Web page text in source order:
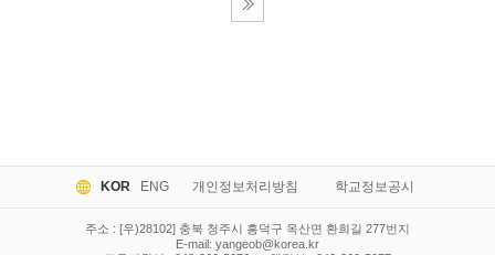
KOR ENG 개인정보처리방침 학교정보공시
주소 : [우)28102] 충북 청주시 흥덕구 옥산면 환희길 277번지
E-mail: yangeob@korea.kr